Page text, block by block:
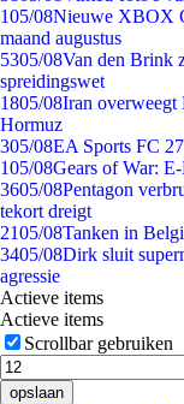
105/08Nieuwe XBOX
maand augustus
5305/08Van den Brink
spreidingswet
1805/08Iran overweegt
Hormuz
305/08EA Sports FC
105/08Gears of War:
3605/08Pentagon
tekort dreigt
2105/08Tanken in
3405/08Dirk sluit
agressie
Actieve items
Actieve items
Scrollbar gebruiken
opslaan